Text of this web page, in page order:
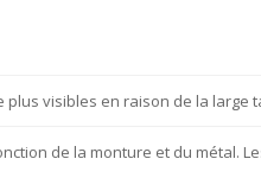
visibles en raison de la large
de la monture et du métal.